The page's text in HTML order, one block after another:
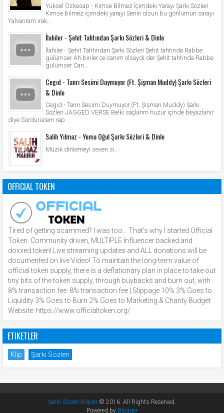
Yüksel Özkasap - Kimse Bilmez İçimdeki Yarayı Şarkı Sözleri
Kimse bilmez içimdeki yarayı Senin olsun bu gönlümün sarayı
Yalvarıram ırak...
İlahiler - Şehit Tahtından Şarkı Sözleri & Dinle
İlahiler - Şehit Tahtından Şarkı Sözleri Şehit tahtında Rabbe
gülümser Ah binler ce canım olsaydı der Şehit tahtında Rabbe
gülümser Can...
Cegıd - Tanrı Sesimi Duymuyor (Ft. Şişman Muddy) Şarkı Sözleri
& Dinle
Cegıd - Tanrı Sesimi Duymuyor (Ft. Şişman Muddy) Şarkı
Sözleri JAGGED VERSE Belki saçlarım huzur içinde beyazlanır
diye Sürdürücem rap ...
Salih Yılmaz - Yema Oğul Şarkı Sözleri & Dinle
Müzik dinlemeyi seven si...
OFFICIAL TOKEN
Tired of getting scammed? I was too… That’s why I started Official
Token. Community driven, MULTIPLE Influencer backed and
doxxed token! Live streaming updates and ALL donations will be
documented on live Video! To maintain the long-term value of
official token supply, there is a deflationary plan in place to take out
tiny bits of the token supply, through buybacks and burn out, with
8% transaction fee. 8% transaction fee | Slippage 10% 3% Goes to
Liquidity 3% Goes to Burn 2% Goes to Marketing & Charity Budget
Website: https://www.officialtoken.org/
ETIKETLER
Klip Şarkı Sözleri
Şarkı Sözleri Klipler © 2016. All Rights Reserved.
Powered by Blogger